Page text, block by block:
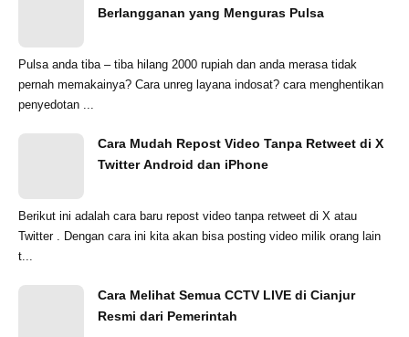
Berlangganan yang Menguras Pulsa
Pulsa anda tiba – tiba hilang 2000 rupiah dan anda merasa tidak
pernah memakainya? Cara unreg layana indosat? cara menghentikan
penyedotan ...
Cara Mudah Repost Video Tanpa Retweet di X
Twitter Android dan iPhone
Berikut ini adalah cara baru repost video tanpa retweet di X atau
Twitter . Dengan cara ini kita akan bisa posting video milik orang lain
t...
Cara Melihat Semua CCTV LIVE di Cianjur
Resmi dari Pemerintah